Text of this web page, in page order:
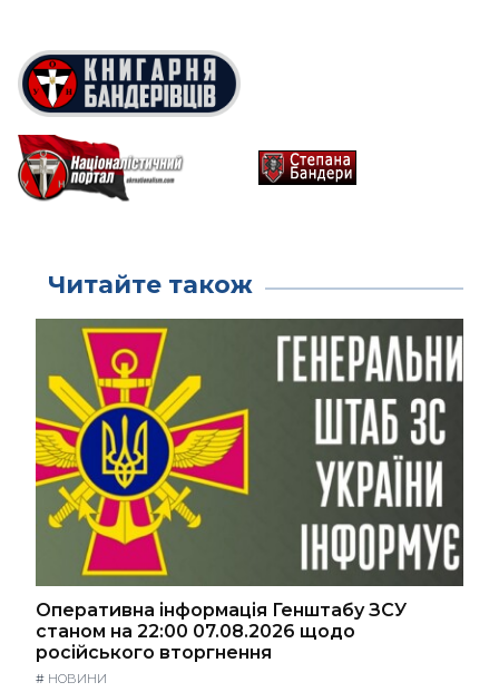
Читайте також
Оперативна інформація Генштабу ЗСУ
станом на 22:00 07.08.2026 щодо
російського вторгнення
# НОВИНИ